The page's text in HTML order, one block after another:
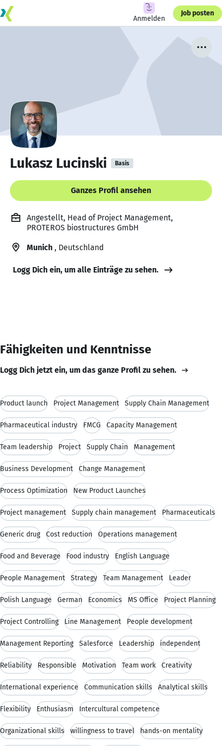
Anmelden
Job posten
Lukasz Lucinski Basis
Ganzes Profil ansehen
Angestellt, Head of Project Management,
PROTEROS biostructures GmbH
Munich , Deutschland
Logg Dich ein, um alle Einträge zu sehen.
Fähigkeiten und Kenntnisse
Logg Dich jetzt ein, um das ganze Profil zu sehen.
Product launch Project Management Supply Chain Management
Pharmaceutical industry FMCG Capacity Management
Team leadership Project Supply Chain Management
Business Development Change Management
Process Optimization New Product Launches
Project management Supply chain management Pharmaceuticals
Generic drug Cost reduction Operations management
Food and Beverage Food industry English Language
People Management Strategy Team Management Leader
Polish Language German Economics MS Office Project Planning
Project Controlling Line Management People development
Management Reporting Salesforce Leadership independent
Reliability Responsible Motivation Team work Creativity
International experience Communication skills Analytical skills
Flexibility Enthusiasm Intercultural competence
Organizational skills willingness to travel hands-on mentality